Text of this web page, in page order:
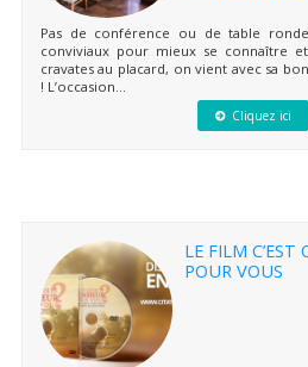
Pas de conférence ou de table
conviviaux pour mieux se connaître
cravates au placard, on vient avec sa
! L’occasion...
Cliquez ici
LE FILM
POUR VOUS